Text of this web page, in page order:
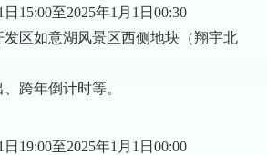
日15:00至2025年1月1日00:30
发区如意湖风景区西侧地块（翔宇北
跨年倒计时等。
日19:00至2025年1月1日00:00